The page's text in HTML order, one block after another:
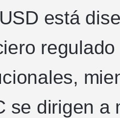
está
se dirigen a